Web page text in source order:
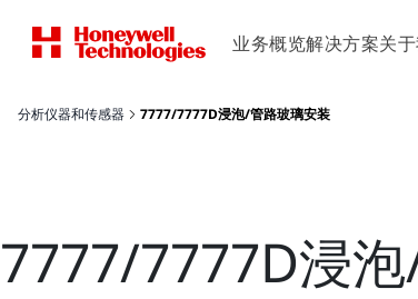
业务概览解决方案关
分析仪器和传感器 7777/7777D浸泡/管路玻璃安装
7777/7777D浸